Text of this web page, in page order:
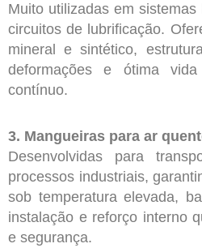
Muito utilizadas em
circuitos de lubrificação.
mineral e sintético,
deformações e ótima
contínuo.
3. Mangueiras para ar
Desenvolvidas para
processos industriais,
sob temperatura elevada,
instalação e reforço interno
e segurança.